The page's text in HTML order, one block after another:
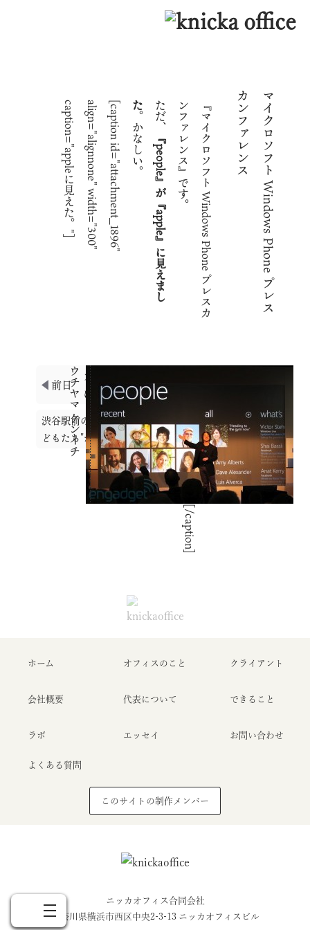
Clients
マ
イ
ク
ロ
ソ
フ
ト
W
i
n
d
o
w
s
P
h
o
n
e
プ
レ
ス
カ
ン
フ
ァ
レ
ン
ス
『
マ
イ
ク
ロ
ソ
フ
ト
W
i
n
d
o
w
s
P
h
o
n
e
プ
レ
ス
カ
ン
フ
ァ
レ
ン
ス
』
で
す
。
ただ、
『
p
e
o
p
l
e
』
が
『
a
p
p
l
e
』
に
見
え
ま
し
た
。かなしい。
[
c
a
p
t
i
o
n
i
d
=
"
a
t
t
a
c
h
m
e
n
t
_
1
8
9
6
"
a
l
i
g
n
=
"
a
l
i
g
n
n
o
n
e
"
w
i
d
t
h
=
"
3
0
0
"
c
a
p
t
i
o
n
=
"
a
p
p
l
e
に
見
え
た
。
"
]
[/caption]
ウチヤマ ケンイチ
前日
ブルーブルーヨコハマと象の鼻パークの間
に新しい道ができてたよ。
渋谷駅前のなぞの像"地球のうえにあそぶ こ
どもたち"がかわいい。
翌日
ホーム オフィスのこと クライアント
会社概要 代表について できること
ラボ エッセイ
よくある質問
お問い合わせ
このサイトの制作メンバー
ニッカオフィス合同会社
神奈川県横浜市西区中央2-3-13 ニッカオフィスビル